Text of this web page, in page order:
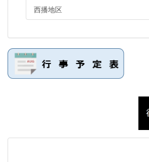
西播地区